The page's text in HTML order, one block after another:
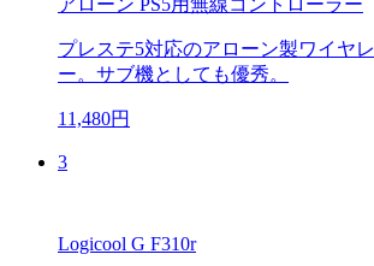
プレステ5対応のアローン製ワイヤ
ー。サブ機としても優秀。
11,480円
3
Logicool G F310r